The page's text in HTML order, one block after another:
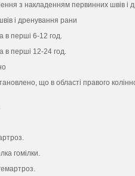
з накладенням первинних швiв i
i дренування рани
в першi 6-12 год.
в першi 12-24 год.
що в областi правого
гомiлки.